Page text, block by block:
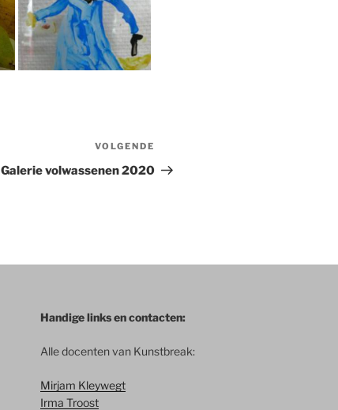
bericht
VOLGENDE
Galerie volwassenen 2020
Handige links en contacten:
Alle docenten van Kunstbreak:
Mirjam Kleywegt
Irma Troost